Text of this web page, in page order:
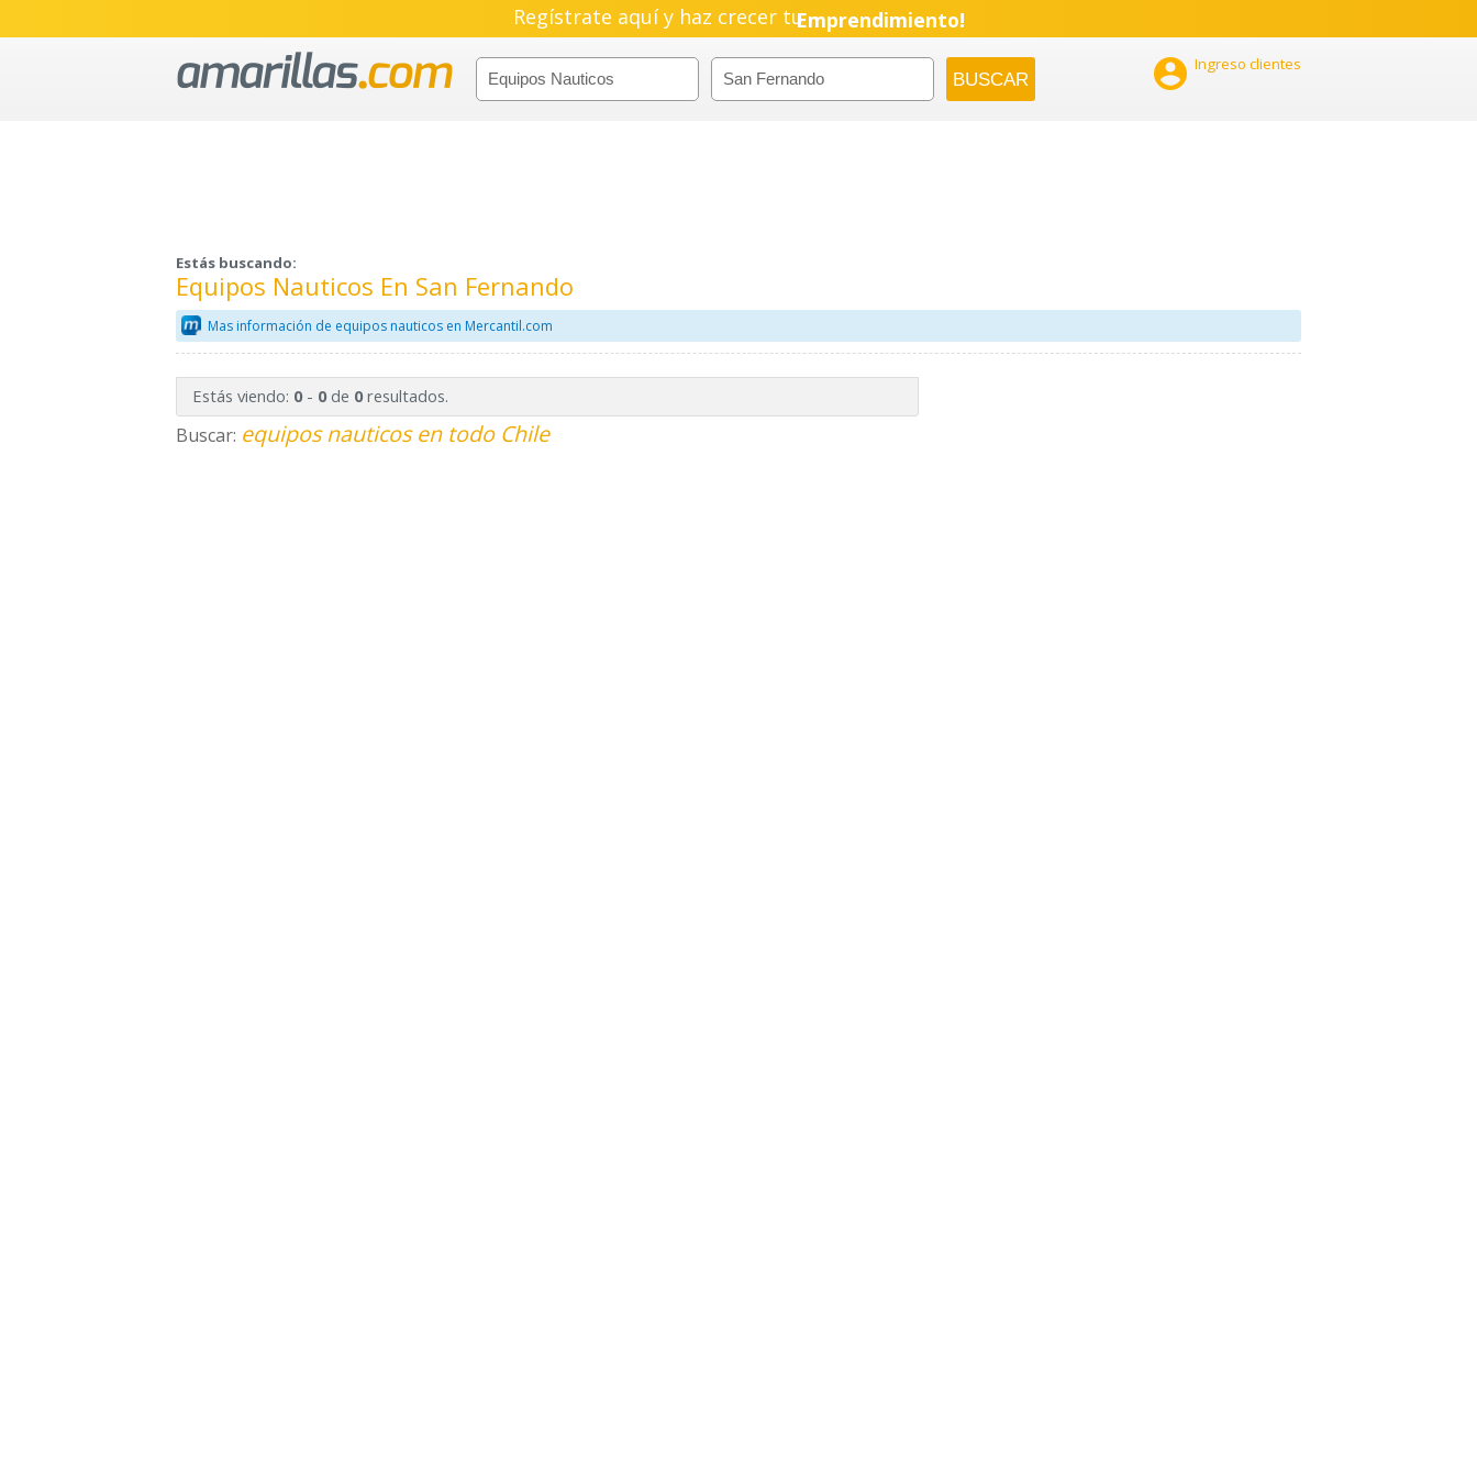
Regístrate aquí y haz crecer tuEmprendimiento!
 Ingreso clientes
Estás buscando:
Equipos Nauticos En San Fernando
Mas información de equipos nauticos en Mercantil.com
Estás viendo: 0- 0de 0resultados.
Buscar: equipos nauticos en todo Chile